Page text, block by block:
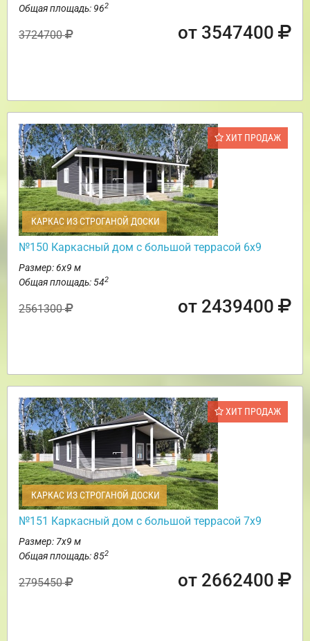
Общая площадь: 962
3724700 от 3547400
ХИТ ПРОДАЖ
КАРКАС ИЗ СТРОГАНОЙ ДОСКИ
№150 Каркасный дом с большой террасой 6х9
Размер: 6х9 м
Общая площадь: 542
2561300 от 2439400
ХИТ ПРОДАЖ
КАРКАС ИЗ СТРОГАНОЙ ДОСКИ
№151 Каркасный дом с большой террасой 7х9
Размер: 7х9 м
Общая площадь: 852
2795450 от 2662400